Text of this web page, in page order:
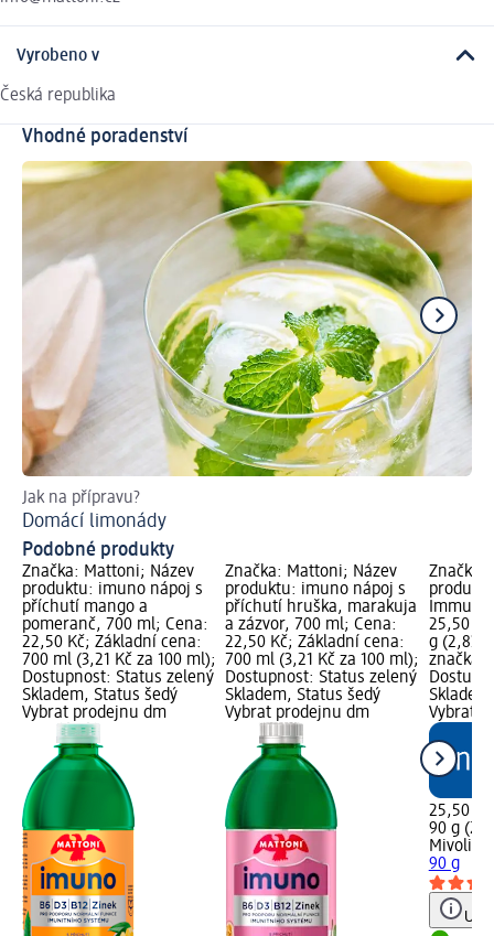
Vyrobeno v
Česká republika
Vhodné poradenství
Jak na přípravu?
Domácí limonády
Podobné produkty
Značka: Mattoni; Název
produktu: imuno nápoj s
příchutí mango a
pomeranč, 700 ml; Cena:
22,50 Kč; Základní cena:
700 ml (3,21 Kč za 100 ml);
Dostupnost: Status zelený
Skladem, Status šedý
Vybrat prodejnu dm
Značka: Mattoni; Název
produktu: imuno nápoj s
příchutí hruška, marakuja
a zázvor, 700 ml; Cena:
22,50 Kč; Základní cena:
700 ml (3,21 Kč za 100 ml);
Dostupnost: Status zelený
Skladem, Status šedý
Vybrat prodejnu dm
Značka:
Immun,
25,50
g (2,83
značka
Vybrat
25,50 Kč
90 g
Mivolis
90 g